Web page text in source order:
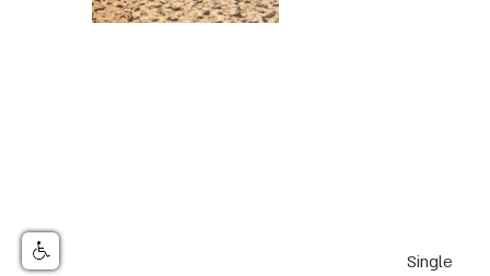
Single